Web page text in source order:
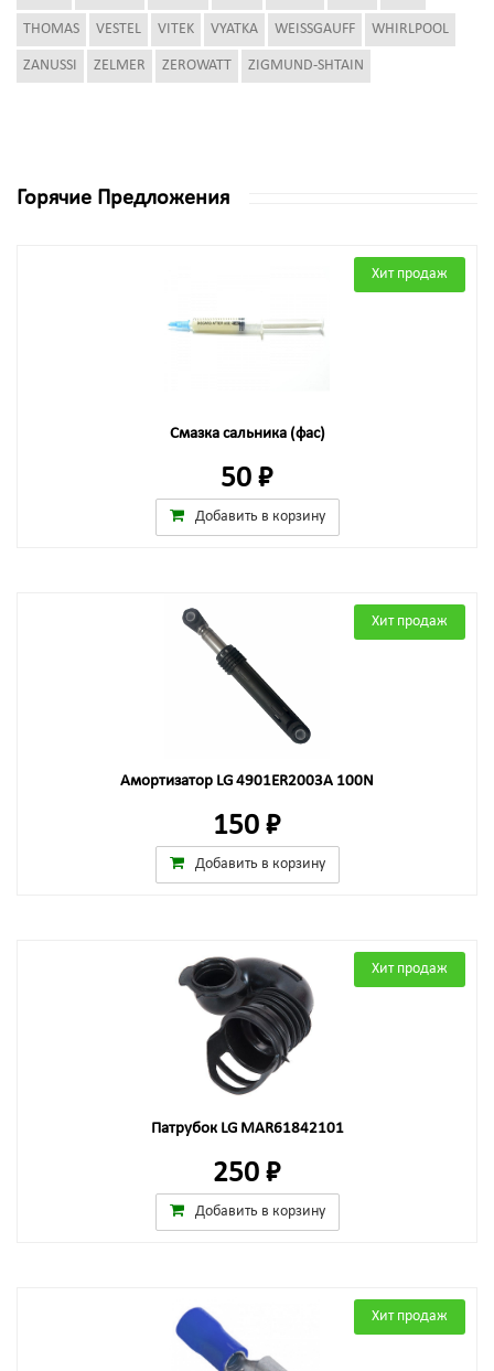
THOMAS VESTEL VITEK VYATKA WEISSGAUFF WHIRLPOOL
ZANUSSI ZELMER ZEROWATT ZIGMUND-SHTAIN
Горячие Предложения
Хит продаж
Смазка сальника (фас)
50 ₽
Добавить в корзину
Хит продаж
Амортизатор LG 4901ER2003A 100N
150 ₽
Добавить в корзину
Хит продаж
Патрубок LG MAR61842101
250 ₽
Добавить в корзину
Хит продаж